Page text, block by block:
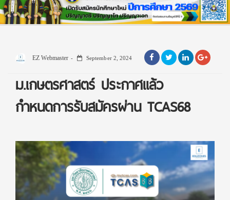
EZ Webmaster September 2, 2024
ม.เกษตรศาสตร์ ประกาศแล้ว
กำหนดการรับสมัครผ่าน TCAS68